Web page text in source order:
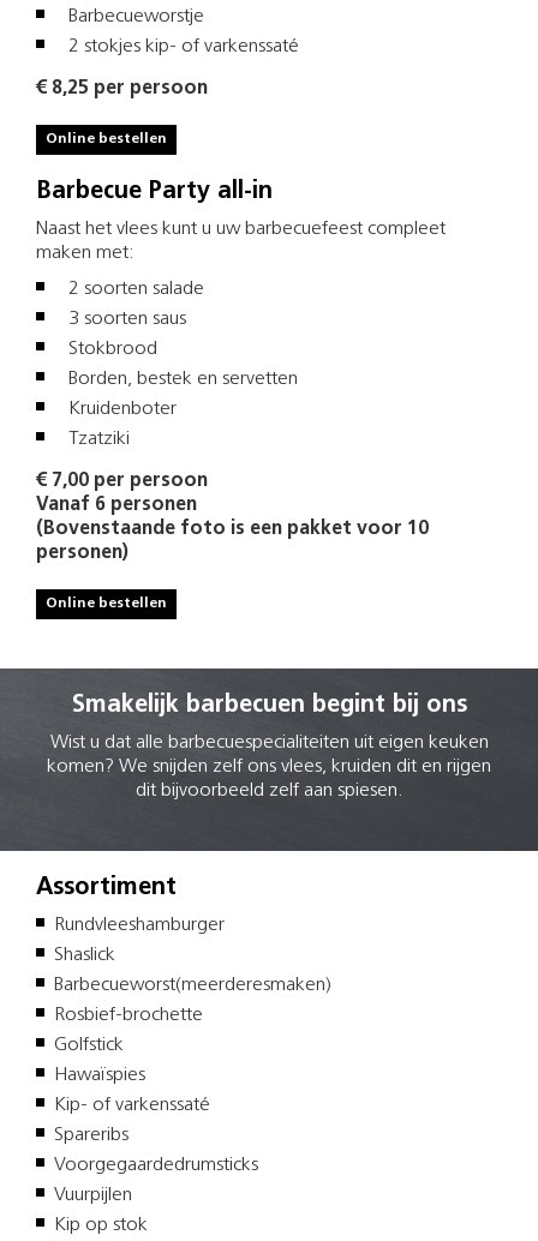
Barbecueworstje
2 stokjes kip- of varkenssaté
€ 8,25 per persoon
Online bestellen
Barbecue Party all-in
Naast het vlees kunt u uw barbecuefeest compleet
maken met:
2 soorten salade
3 soorten saus
Stokbrood
Borden, bestek en servetten
Kruidenboter
Tzatziki
€ 7,00 per persoon
Vanaf 6 personen
(Bovenstaande foto is een pakket voor 10
personen)
Online bestellen
Smakelijk barbecuen begint bij ons
Wist u dat alle barbecuespecialiteiten uit eigen keuken
komen? We snijden zelf ons vlees, kruiden dit en rijgen
dit bijvoorbeeld zelf aan spiesen.
Assortiment
Rundvleeshamburger
Shaslick
Barbecueworst(meerderesmaken)
Rosbief-brochette
Golfstick
Hawaïspies
Kip- of varkenssaté
Spareribs
Voorgegaardedrumsticks
Vuurpijlen
Kip op stok